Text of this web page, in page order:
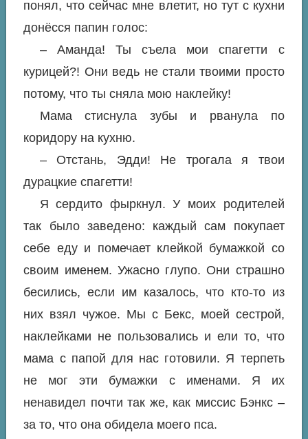
понял, что сейчас мне влетит, но тут с кухни
донёсся папин голос:
– Аманда! Ты съела мои спагетти с
курицей?! Они ведь не стали твоими просто
потому, что ты сняла мою наклейку!
Мама стиснула зубы и рванула по
коридору на кухню.
– Отстань, Эдди! Не трогала я твои
дурацкие спагетти!
Я сердито фыркнул. У моих родителей
так было заведено: каждый сам покупает
себе еду и помечает клейкой бумажкой со
своим именем. Ужасно глупо. Они страшно
бесились, если им казалось, что кто-то из
них взял чужое. Мы с Бекс, моей сестрой,
наклейками не пользовались и ели то, что
мама с папой для нас готовили. Я терпеть
не мог эти бумажки с именами. Я их
ненавидел почти так же, как миссис Бэнкс –
за то, что она обидела моего пса.